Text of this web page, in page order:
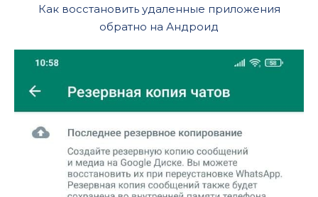
Как восстановить удаленные приложения
обратно на Андроид